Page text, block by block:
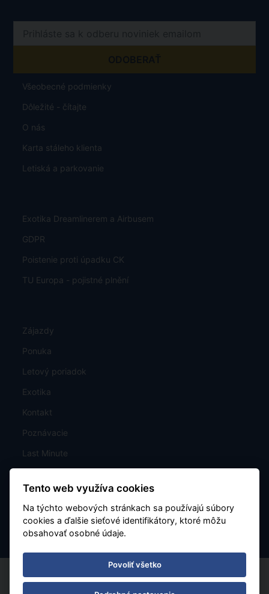
Všeobecné podmienky
Dôležité - čítajte
O nás
Karta stáleho klienta
Letiská a parkovanie
Exotika Dreamlinerem a Airbusem
GDPR
Poistenie proti úpadku CK
TU Europa - pojistné plnění
Zájazdy
Ponuka
Letový poriadok
Exotika
Kontakt
Poznávacie
Last Minute
Charterové letenky
Nastavenie cookies
Tento web využíva cookies
Na týchto webových stránkach sa používajú súbory
cookies a ďalšie sieťové identifikátory, ktoré môžu
obsahovať osobné údaje.
Povoliť všetko